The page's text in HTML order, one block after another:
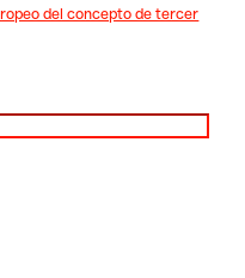
del concepto de tercer